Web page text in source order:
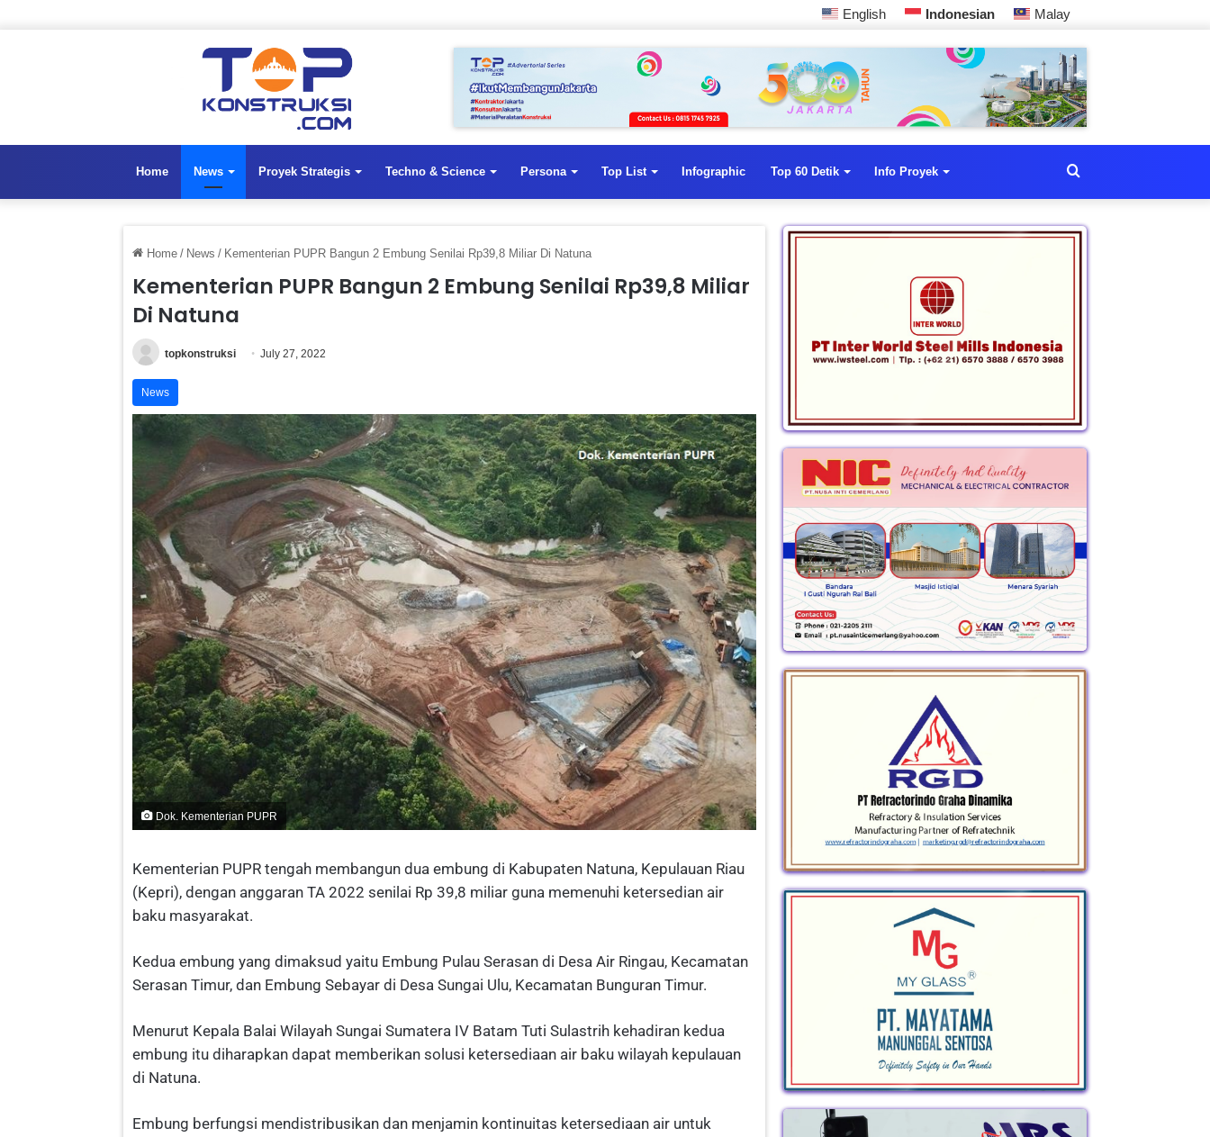
English Indonesian Malay
Home News Proyek Strategis Techno & Science Persona Top List Infographic Top 60 Detik Info Proyek
Home / News / Kementerian PUPR Bangun 2 Embung Senilai Rp39,8 Miliar Di Natuna
Kementerian PUPR Bangun 2 Embung Senilai Rp39,8 Miliar
Di Natuna
topkonstruksi July 27, 2022
News
Dok. Kementerian PUPR
Kementerian PUPR tengah membangun dua embung di Kabupaten Natuna, Kepulauan Riau
(Kepri), dengan anggaran TA 2022 senilai Rp 39,8 miliar guna memenuhi ketersedian air
baku masyarakat.
Kedua embung yang dimaksud yaitu Embung Pulau Serasan di Desa Air Ringau, Kecamatan
Serasan Timur, dan Embung Sebayar di Desa Sungai Ulu, Kecamatan Bunguran Timur.
Menurut Kepala Balai Wilayah Sungai Sumatera IV Batam Tuti Sulastrih kehadiran kedua
embung itu diharapkan dapat memberikan solusi ketersediaan air baku wilayah kepulauan
di Natuna.
Embung berfungsi mendistribusikan dan menjamin kontinuitas ketersediaan air untuk